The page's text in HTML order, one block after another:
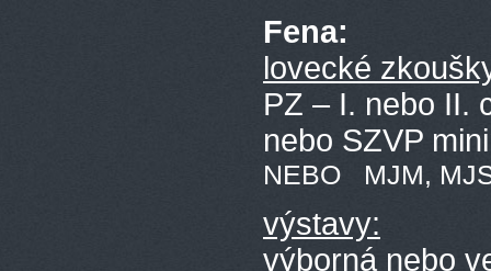
Fena:
lovecké
PZ – I. nebo II.
nebo SZVP
NEBO MJM,
výstavy:
výborná nebo